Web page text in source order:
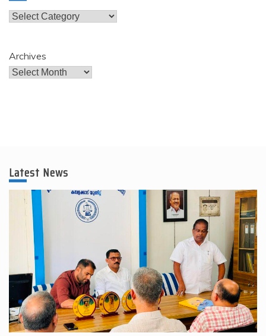
Categories
Archives
Latest News